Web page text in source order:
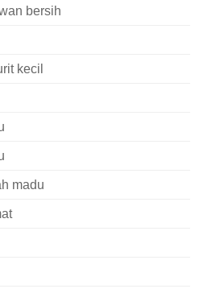
bersih
kecil
madu